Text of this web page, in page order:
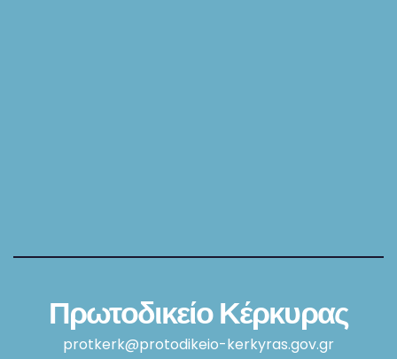
Πρωτοδικείο Κέρκυρας
protkerk@protodikeio-kerkyras.gov.gr